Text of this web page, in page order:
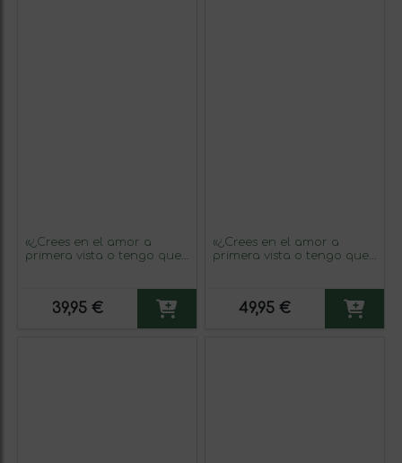
«¿Crees en el amor a
primera vista o tengo que
Premium Reserva MBE.
39,95 €
«¿Crees en el amor a
primera vista o tengo que
Premium Reserva MBS
Martín Berasategui System.
49,95 €